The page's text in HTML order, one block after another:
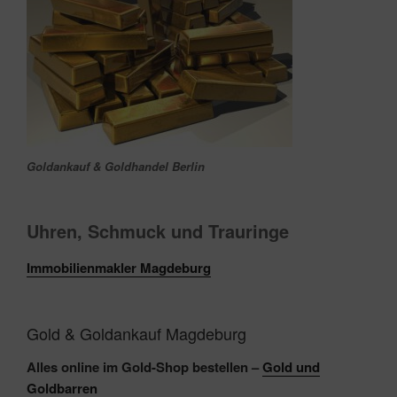
Goldankauf & Goldhandel Berlin
Uhren, Schmuck und Trauringe‎
Immobilienmakler Magdeburg
Gold & Goldankauf Magdeburg
Alles online im Gold-Shop bestellen – Gold und
Goldbarren